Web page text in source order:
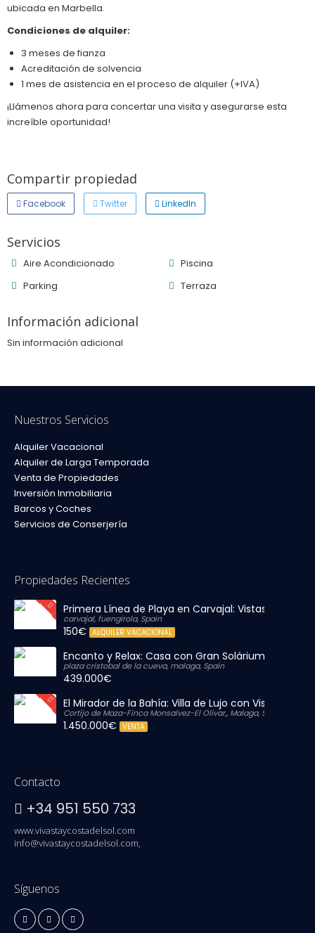
ubicada en Marbella.
Condiciones de alquiler:
3 meses de fianza
Acreditación de solvencia
1 mes de asistencia en el proceso de alquiler (+IVA)
¡Llámenos ahora para concertar una visita y asegurarse esta
increíble oportunidad!
Compartir propiedad
Facebook Twitter LinkedIn
Servicios
Aire Acondicionado
Piscina
Parking
Terraza
Información adicional
Sin información adicional
Nuestros Servicios
Alquiler Vacacional
Alquiler de Larga Temporada
Venta de Propiedades
Inversión Inmobiliaria
Barcos y Coches
Servicios de Conserjería
Propiedades Recientes
Primera Línea de Playa en Carvajal: Vistas al Mar y
carvajal, fuengirola, Spain
150€ ALQUILER VACACIONAL
Encanto y Relax: Casa con Gran Solárium Privado
plaza cristobal de la cueva, malaga, Spain
439.000€
El Mirador de la Bahía: Villa de Lujo con Vistas
Cortijo de Maza-Finca Monsalvez-El Olivar,, Malaga, Spain
1.450.000€ VENTA
Contacto
+34 951 550 733
www.vivastaycostadelsol.com
info@vivastaycostadelsol.com,
Síguenos